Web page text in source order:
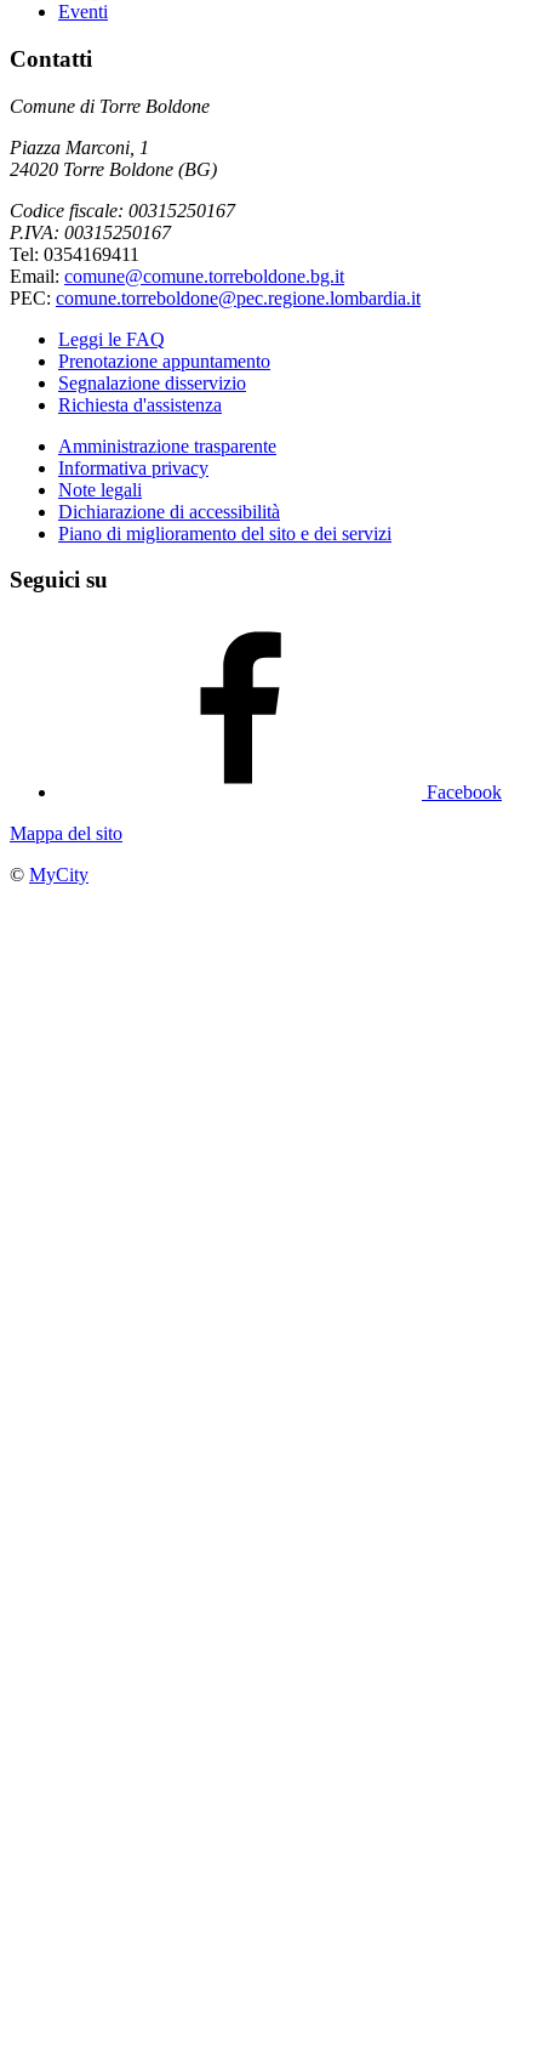
Eventi
Contatti
Comune di Torre Boldone
Piazza Marconi, 1
24020 Torre Boldone (BG)
Codice fiscale: 00315250167
P.IVA: 00315250167
Tel: 0354169411
Email: comune@comune.torreboldone.bg.it
PEC: comune.torreboldone@pec.regione.lombardia.it
Leggi le FAQ
Prenotazione appuntamento
Segnalazione disservizio
Richiesta d'assistenza
Amministrazione trasparente
Informativa privacy
Note legali
Dichiarazione di accessibilità
Piano di miglioramento del sito e dei servizi
Seguici su
Facebook
Mappa del sito
© MyCity